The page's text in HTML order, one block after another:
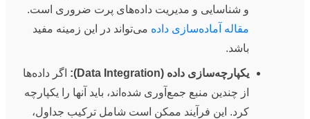
و شناسایی و مدیریت داده‌های پرت ضروری است.
مقاله آماده‌سازی داده می‌تواند در این زمینه مفید
باشد.
یکپارچه‌سازی داده (Data Integration):
اگر داده‌ها
از چندین منبع جمع‌آوری شده‌اند، باید آنها را یکپارچه
کرد. این فرآیند ممکن است شامل ترکیب جداول،